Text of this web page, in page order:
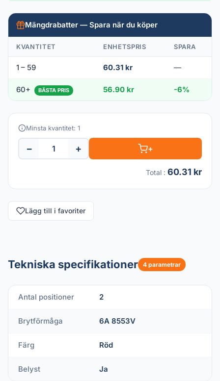
Mängdrabatter — Spara när du köper
KVANTITET ENHETSPRIS SPARA
1 – 59 60.31 kr —
60+ BÄSTA PRIS 56.90 kr -6%
Minsta kvantitet: 1
− + +
Total : 60.31 kr
Lägg till i favoriter
Tekniska specifikationer 4 parametrar
Antal positioner 2
Brytförmåga 6A 8553V
Färg Röd
Belyst Ja